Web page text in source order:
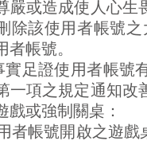
嚴或造成使人心生
除該使用者帳號
者帳號。
實足證使用者帳號
一項之規定通知改
戲或強制關桌：
者帳號開啟之遊戲